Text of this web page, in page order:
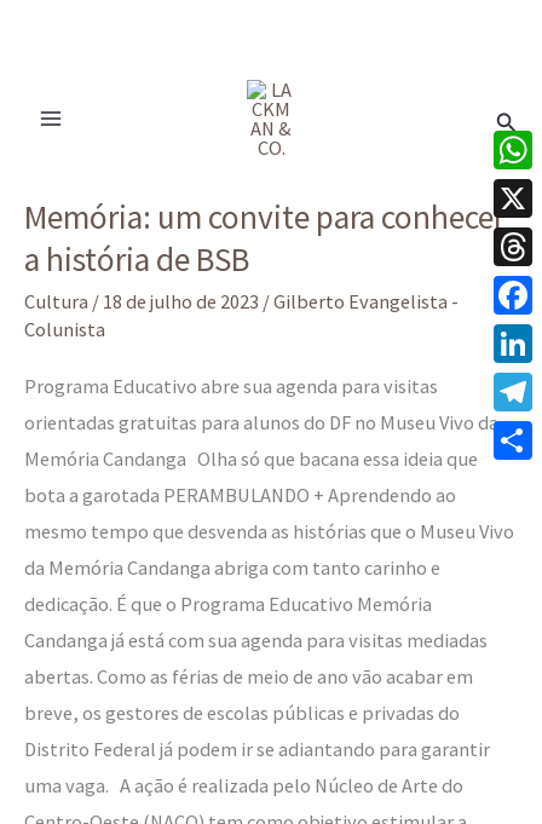
Memória: um convite para conhecer
a história de BSB
Cultura / 18 de julho de 2023 /Gilberto Evangelista -
Colunista
Programa Educativo abre sua agenda para visitas
orientadas gratuitas para alunos do DF no Museu Vivo da
Memória Candanga Olha só que bacana essa ideia que
bota a garotada PERAMBULANDO + Aprendendo ao
mesmo tempo que desvenda as histórias que o Museu Vivo
da Memória Candanga abriga com tanto carinho e
dedicação. É que o Programa Educativo Memória
Candanga já está com sua agenda para visitas mediadas
abertas. Como as férias de meio de ano vão acabar em
breve, os gestores de escolas públicas e privadas do
Distrito Federal já podem ir se adiantando para garantir
uma vaga. A ação é realizada pelo Núcleo de Arte do
um
convite
para
conhecer
história
de
BSB
X